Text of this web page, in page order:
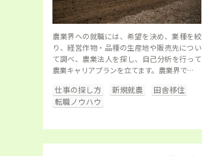
農業界への就職には、希望を決め、業種を絞
り、経営作物・品種の生産地や販売先につい
て調べ、農業法人を探し、自己分析を行って
農業キャリアプランを立てます。農業界で…
仕事の探し方 新規就農
田舎移住
転職ノウハウ